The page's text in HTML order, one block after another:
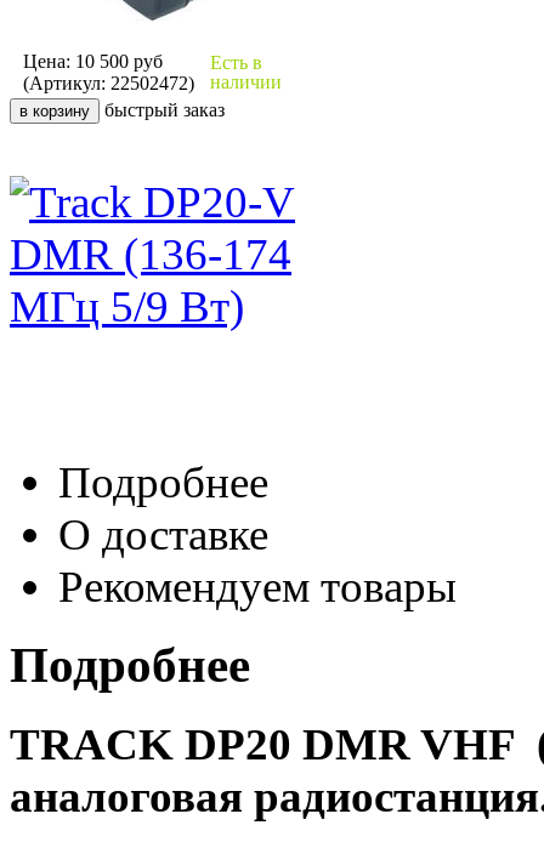
Цена: 10 500 руб
(Артикул: 22502472)
Есть в
наличии
быстрый заказ
Подробнее
О доставке
Рекомендуем товары
Подробнее
TRACK DP20 DMR
аналоговая